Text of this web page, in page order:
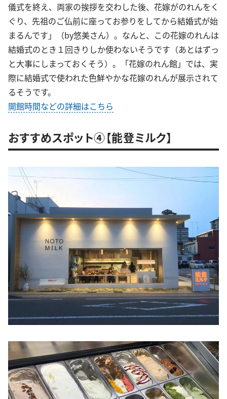
儀式を終え、両家の挨拶を交わした後、花嫁がのれんをく
ぐり、先祖のご仏前に座ってお参りをしてから結婚式が始
まるんです」（by悠美さん）。なんと、この花嫁のれんは
結婚式のとき１回きりしか使わないそうです（あとはずっ
と大事にしまっておくそう）。「花嫁のれん館」では、実
際に結婚式で使われた色鮮やかな花嫁のれんが展示されて
るそうです。
開館時間などの詳細はこちら
おすすめスポット④【能登ミルク】